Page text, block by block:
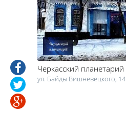
Черкасский планетарий
ул. Байды Вишневецкого, 14